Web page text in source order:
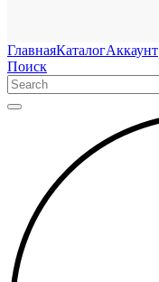
ГлавнаяКаталогАккаунт
Поиск